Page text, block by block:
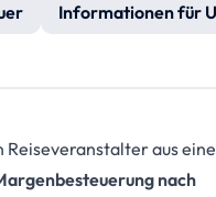
Informationen für
Reiseveranstalter aus
nach